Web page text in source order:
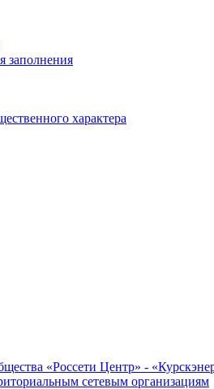
заполнения
характера
«Россети Центр» -
сетевым организациям